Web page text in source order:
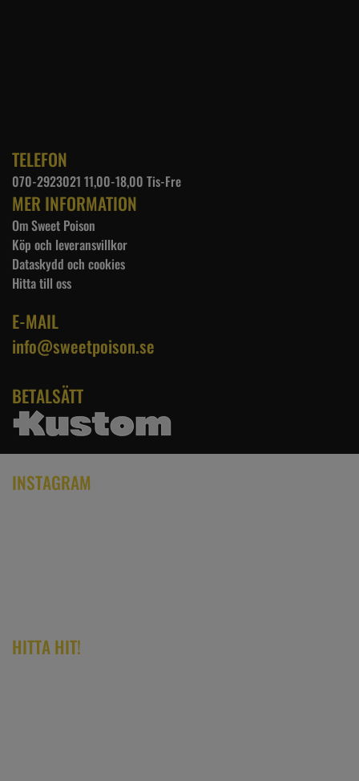
TELEFON
070-2923021 11,00-18,00 Tis-Fre
MER INFORMATION
Om Sweet Poison
Köp och leveransvillkor
Dataskydd och cookies
Hitta till oss
E-MAIL
info@sweetpoison.se
BETALSÄTT
INSTAGRAM
HITTA HIT!